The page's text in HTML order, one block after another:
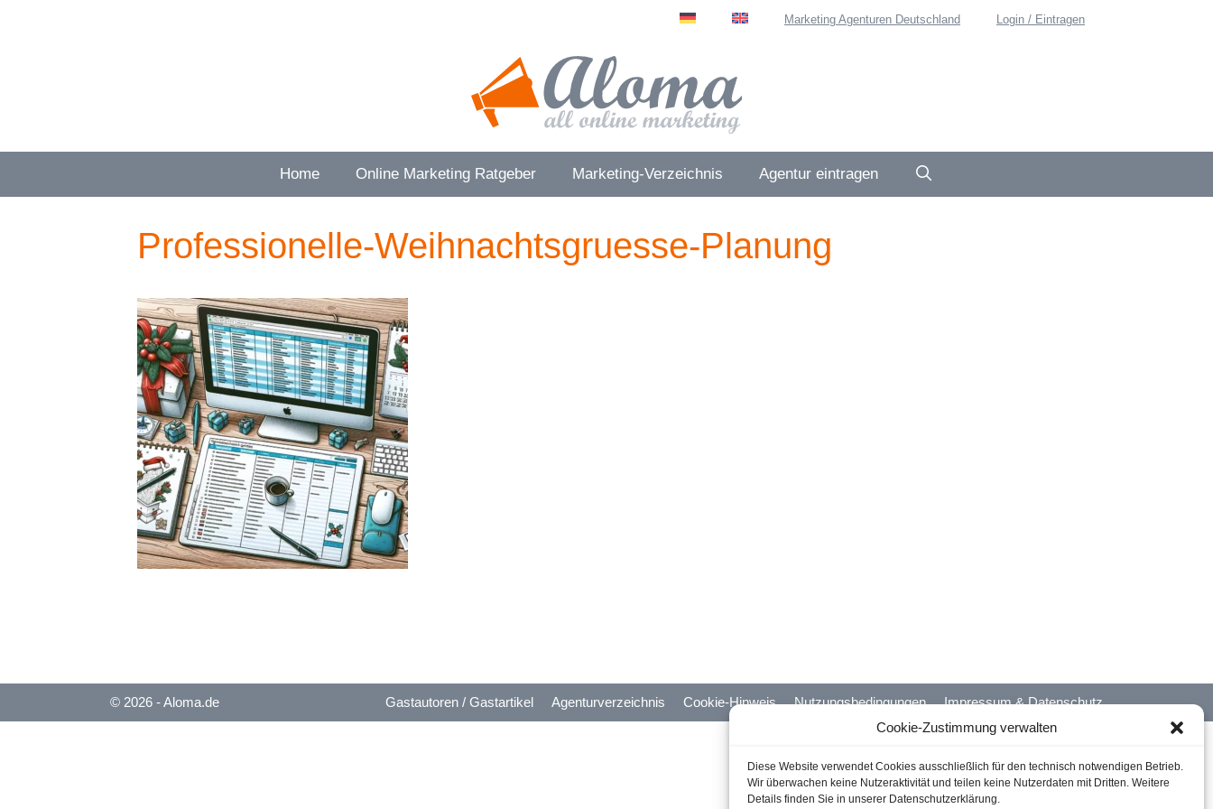
Cookie-Zustimmung verwalten
Diese Website verwendet Cookies ausschließlich für den technisch notwendigen Betrieb.
Wir überwachen keine Nutzeraktivität und teilen keine Nutzerdaten mit Dritten. Weitere
Details finden Sie in unserer Datenschutzerklärung.
Marketing Agenturen Deutschland Login / Eintragen
Home Online Marketing Ratgeber Marketing-Verzeichnis Agentur eintragen
Professionelle-Weihnachtsgruesse-Planung
Gastautoren / Gastartikel Agenturverzeichnis Cookie-Hinweis Nutzungsbedingungen Impressum & Datenschutz
© 2026 - Aloma.de